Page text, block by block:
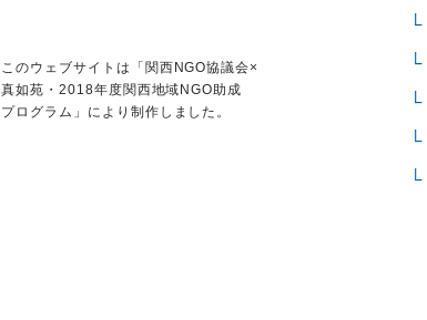
このウェブサイトは
「関西NGO協議会×
真如苑・2018年度関西地域NGO助成
プログラム」により制作しました。